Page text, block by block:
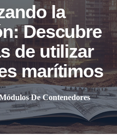
la
Descubre
de utilizar
marítimos
De Contenedores